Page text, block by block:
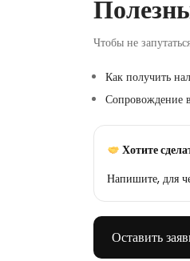
Чтобы не
Как получить
Хотите
Напишите, для
Оставить